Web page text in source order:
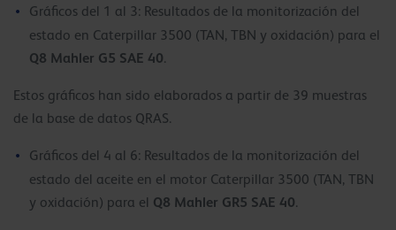
Gráficos del 1 al 3: Resultados de la monitorización del
estado en Caterpillar 3500 (TAN, TBN y oxidación) para el
Q8 Mahler G5 SAE 40.
Estos gráficos han sido elaborados a partir de 39 muestras
de la base de datos QRAS.
Gráficos del 4 al 6: Resultados de la monitorización del
estado del aceite en el motor Caterpillar 3500 (TAN, TBN
y oxidación) para el Q8 Mahler GR5 SAE 40.